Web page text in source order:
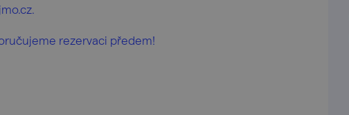
rezervaci předem!